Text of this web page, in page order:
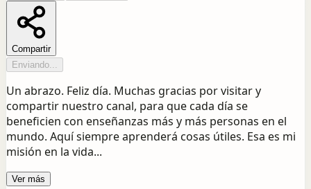
Compartir
Enviando...
Un abrazo. Feliz día. Muchas gracias por visitar y
compartir nuestro canal, para que cada día se
beneficien con enseñanzas más y más personas en el
mundo. Aquí siempre aprenderá cosas útiles. Esa es mi
misión en la vida...
Ver más